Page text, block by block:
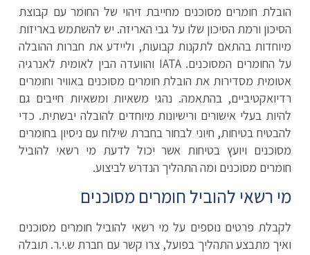
הובלת חומרים מסוכנים מחייבת זיהוי של החומר עם קבוצת
הסיכון ורמת הסיכון שלו על גבי האריזה. יש להשתמש באריזות
מיוחדות בהתאם לתקנות קבועות, וליידע את חברות ההובלה
על החומרים המסוכנים.IATA והוועדה הבין לאומית לאנרגיה
אטומית מסדירות את הובלת חומרים מסוכנים באוויר וחומרים
רדיואקטיביים, בהתאמה. נהגי משאיות ומשאיות חייבים גם
להיות בעלי אישורים ורישיונות מיוחדים להובלה יבשתית. כדי
להבטיח בטיחות, חיוני לבחור בחברת שילוח עם ניסיון בחומרים
מסוכנים ויועץ בטיחות אשר יכול לדעת מי רשאי להוביל
חומרים מסוכנים ומה התהליך הנדרש לביצוע.
מי רשאי להוביל חומרים מסוכנים
לקבלת פרטים נוספים על מי רשאי להוביל חומרים מסוכנים
ואיך מתבצע התהליך בפועל, צרו קשר עם חברת ש.י.ר. תובלה